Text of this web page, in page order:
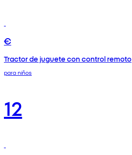
€
Tractor de juguete con control remoto
para niños
12